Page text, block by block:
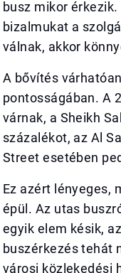
busz mikor
bizalmukat a
válnak, akkor
A bővítés
pontosságában. A
várnak, a Sheikh
százalékot, az Al
Street esetében
Ez azért lényeges,
épül. Az utas
egyik elem késik,
buszérkezés tehát
városi közlekedési